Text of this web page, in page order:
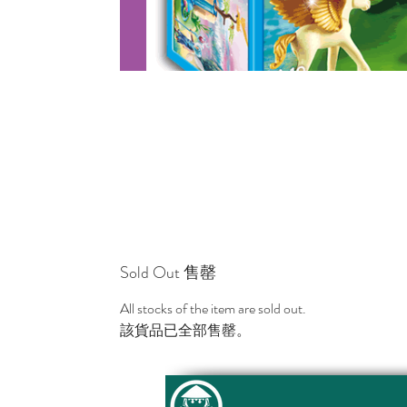
Sold Out 售罄
All stocks of the item are sold out.
該貨品已全部售罄。